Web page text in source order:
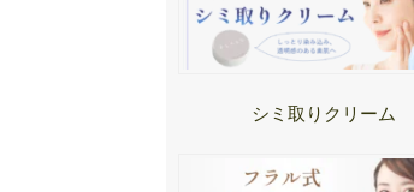
シミ取りクリーム